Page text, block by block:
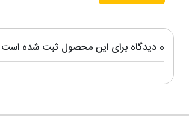
0 دیدگاه برای این محصول ثبت شده است